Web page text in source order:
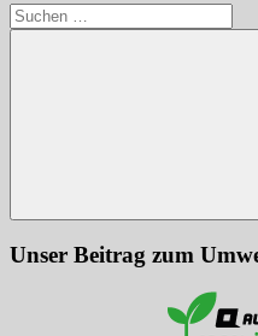
Suchen
nach:
Suchen
Unser Beitrag zum